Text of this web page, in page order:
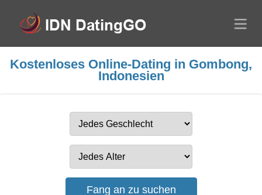
Kostenloses Online-Dating in Gombong,
Indonesien